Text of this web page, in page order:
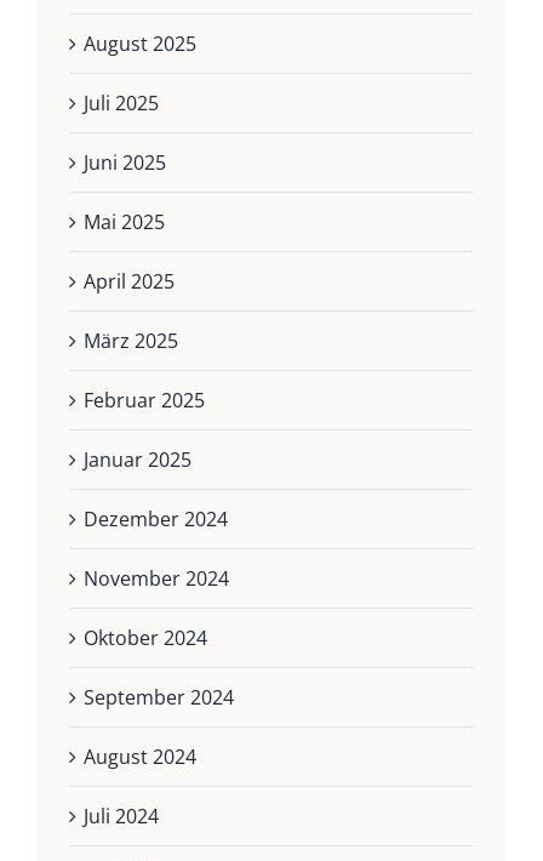
August 2025
Juli 2025
Juni 2025
Mai 2025
April 2025
März 2025
Februar 2025
Januar 2025
Dezember 2024
November 2024
Oktober 2024
September 2024
August 2024
Juli 2024